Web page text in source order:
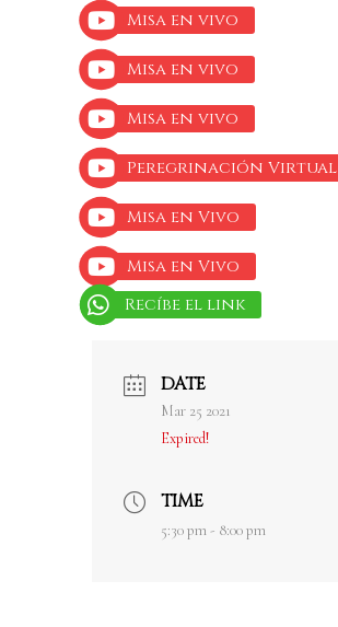
Misa en vivo
Misa en vivo
Misa en vivo
Peregrinación Virtual
Misa en Vivo
Misa en Vivo
Recíbe el link
DATE
Mar 25 2021
Expired!
TIME
5:30 pm - 8:00 pm